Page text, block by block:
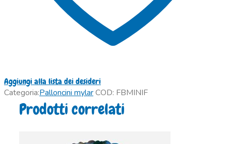
Aggiungi alla lista dei desideri
Categoria:Palloncini mylarCOD: FBMINIF
Prodotti correlati